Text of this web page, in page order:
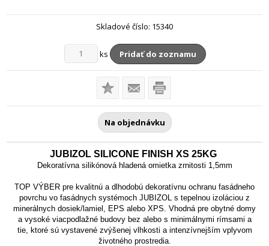
Skladové číslo: 15340
ks Pridať do zoznamu
Na objednávku
JUBIZOL SILICONE FINISH XS 25KG
Dekoratívna silikónová hladená omietka zrnitosti 1,5mm
TOP VÝBER pre kvalitnú a dlhodobú dekoratívnu ochranu fasádneho
povrchu vo fasádnych systémoch JUBIZOL s tepelnou izoláciou z
minerálnych dosiek/lamiel, EPS alebo XPS. Vhodná pre obytné domy
a vysoké viacpodlažné budovy bez alebo s minimálnymi rímsami a
tie, ktoré sú vystavené zvýšenej vlhkosti a intenzívnejším vplyvom
životného prostredia.